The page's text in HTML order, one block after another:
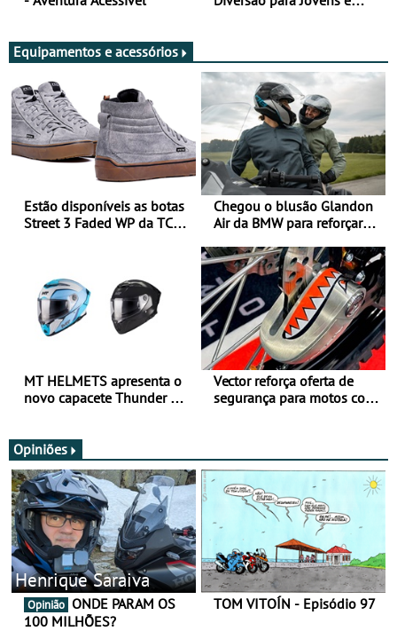
Equipamentos e acessórios
Estão disponíveis as botas
Street 3 Faded WP da TCX
Chegou o blusão Glandon
Air da BMW para reforçar
verão
MT HELMETS apresenta o
novo capacete Thunder 4 R
Vector reforça oferta de
segurança para motos com
Opiniões
Henrique Saraiva
Opinião
100 MILHÕES?
TOM VITOÍN - Episódio 97